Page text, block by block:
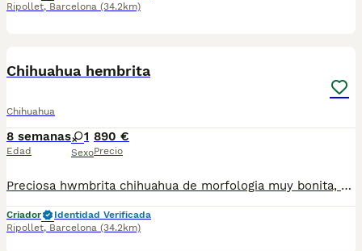
Ripollet, Barcelona (34.2km)
Chihuahua hembrita
Chihuahua
8 semanas
Edad
1
Sexo
890 €
Precio
Preciosa hwmbrita chihuahua de morfologia muy bonita, se entrega con toda documentacion al dia , vacunas y chip . Es la de las fotos. Atiendo WhatsApp 630714585 y llamadas
Criador
Identidad Verificada
Ripollet, Barcelona (34.2km)